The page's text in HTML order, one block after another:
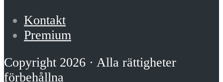
Kontakt
Premium
Copyright 2026 · Alla rättigheter
förbehållna